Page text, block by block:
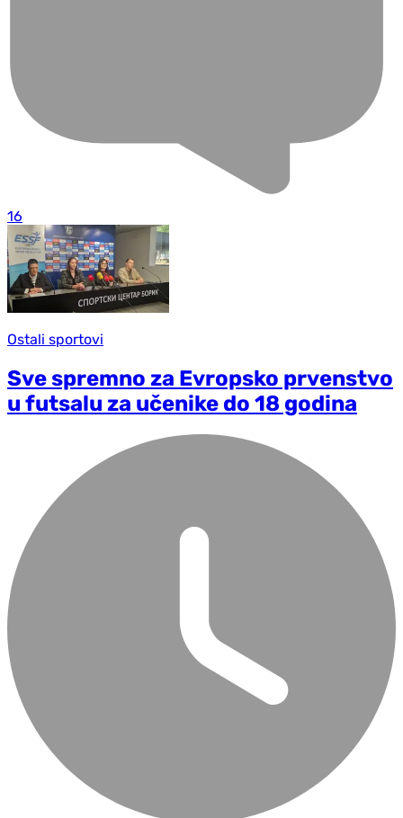
16
Ostali sportovi
Sve spremno za Evropsko prvenstvo
u futsalu za učenike do 18 godina